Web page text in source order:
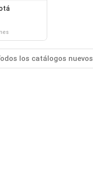
los catálogos nuevos